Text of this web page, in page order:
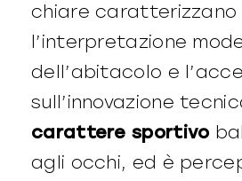
chiare caratterizzano
l’interpretazione
dell’abitacolo e
sull’innovazione
carattere sportivo
agli occhi, ed è